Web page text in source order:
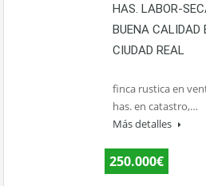
HAS. LABOR-
BUENA CALIDAD
CIUDAD REAL
finca rustica en
has. en catastro,…
Más detalles
250.000€